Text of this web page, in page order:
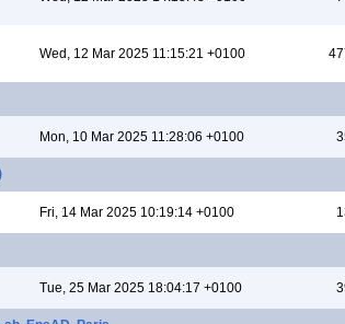
Wed, 12 Mar 2025 11:15:21 +0100
Mon, 10 Mar 2025 11:28:06 +0100
Fri, 14 Mar 2025 10:19:14 +0100
Tue, 25 Mar 2025 18:04:17 +0100